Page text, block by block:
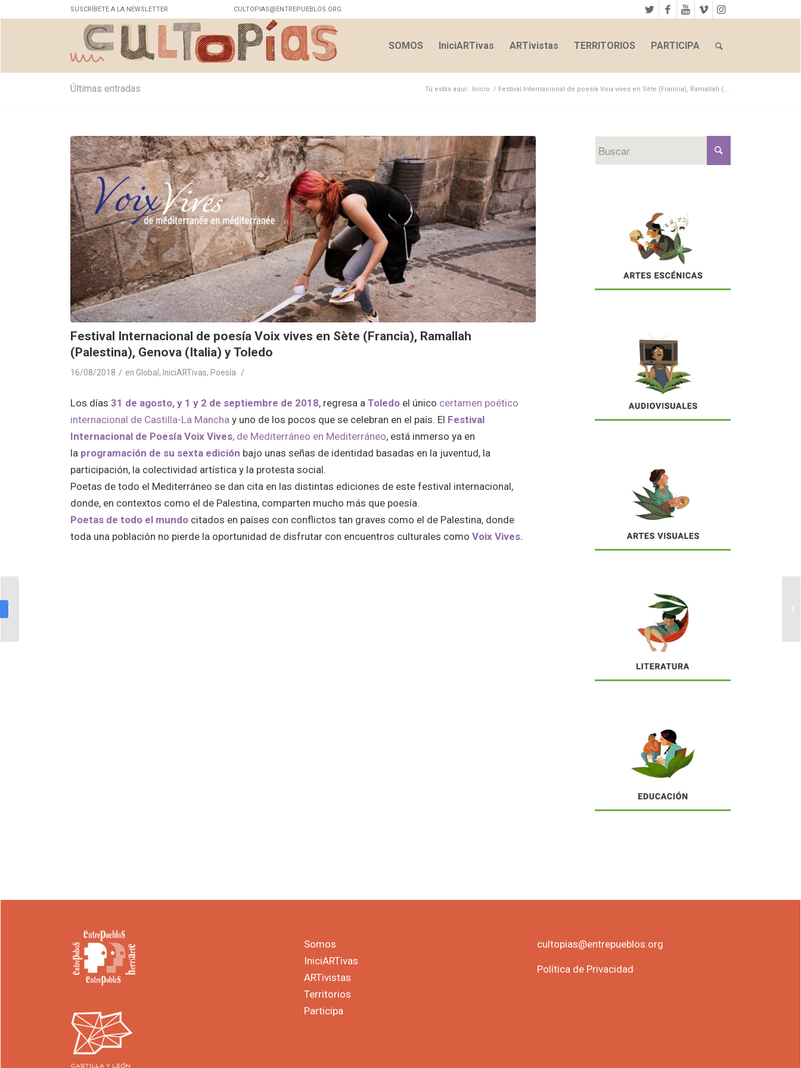
SUSCRÍBETE A LA NEWSLETTER CULTOPIAS@ENTREPUEBLOS.ORG
SOMOS IniciARTivas ARTivistas TERRITORIOS PARTICIPA
Últimas entradas Tú estás aquí: Inicio / Festival Internacional de poesía Voix vives en Sète (Francia), Ramallah (...
Festival Internacional de poesía Voix vives en Sète (Francia), Ramallah
(Palestina), Genova (Italia) y Toledo
16/08/2018 / enGlobal, IniciARTivas, Poesía /
Los días31 de agosto, y 1 y 2 de septiembre de 2018, regresa aToledo el único certamen poético
internacional de Castilla-La Manchay uno de los pocos que se celebran en el país. El Festival
Internacional de Poesía Voix Vives, de Mediterráneo en Mediterráneo, está inmerso ya en
la programación de su sexta edición bajo unas señas de identidad basadas en la juventud, la
participación, la colectividad artística y la protesta social.
Poetas de todo el Mediterráneo se dan cita en las distintas ediciones de este festival internacional,
donde, en contextos como el de Palestina, comparten mucho más que poesía.
Poetas de todo el mundo citados en países con conflictos tan graves como el de Palestina, donde
toda una población no pierde la oportunidad de disfrutar con encuentros culturales comoVoix Vives.
Somos
IniciARTivas
ARTivistas
Territorios
Participa
cultopias@entrepueblos.org
Política de Privacidad